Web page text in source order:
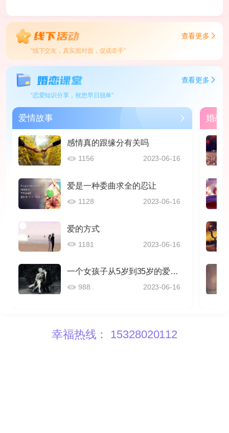
查看更多
“线下交友，真实面对面，促成牵手”
查看更多
“恋爱知识分享，祝您早日脱单”
爱情故事
感情真的跟缘分有关吗
1156 2023-06-16
爱是一种委曲求全的忍让
1128 2023-06-16
爱的方式
1181 2023-06-16
一个女孩子从5岁到35岁的爱情感悟
988 2023-06-16
婚恋
幸福热线： 15328020112